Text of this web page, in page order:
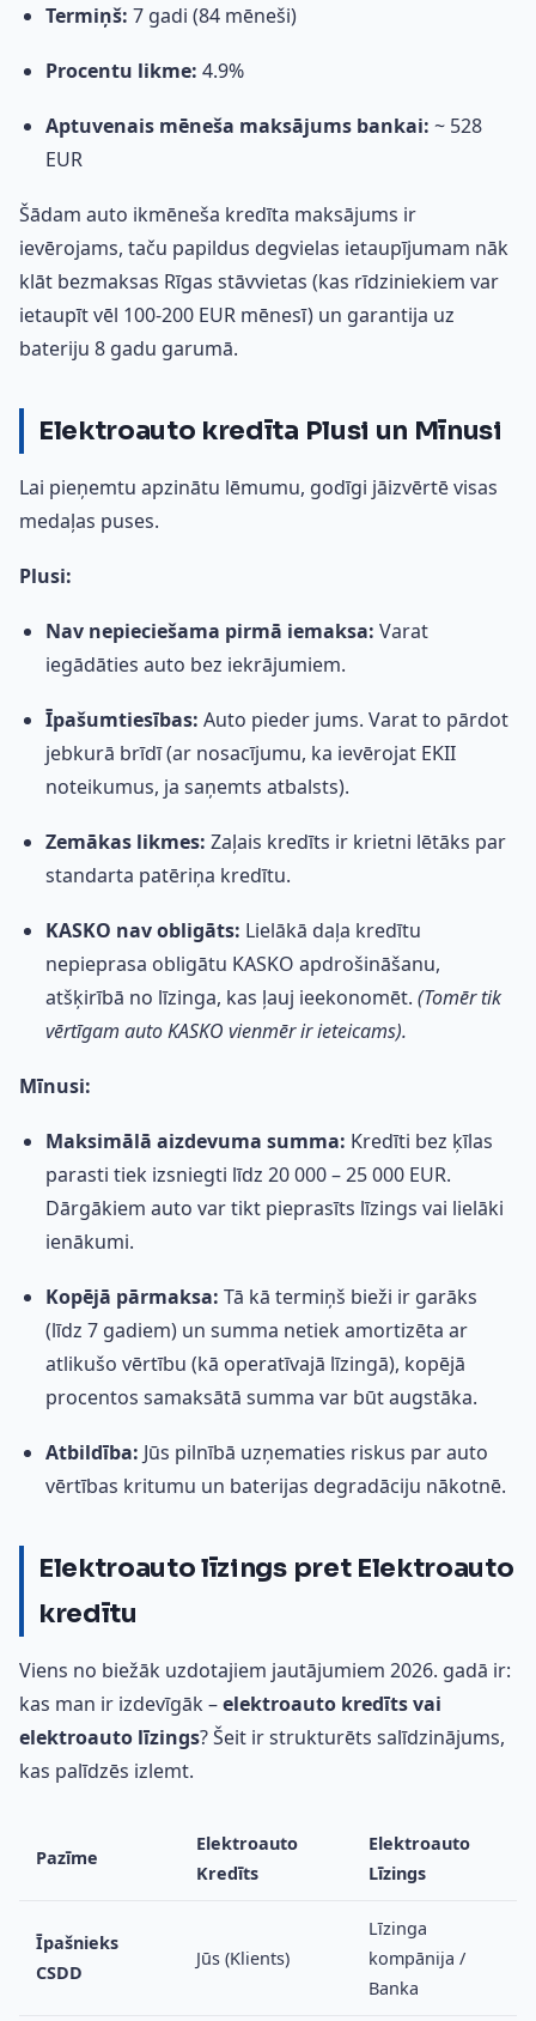
Termiņš: 7 gadi (84 mēneši)
Procentu likme: 4.9%
Aptuvenais mēneša maksājums bankai: ~ 528
EUR
Šādam auto ikmēneša kredīta maksājums ir
ievērojams, taču papildus degvielas ietaupījumam nāk
klāt bezmaksas Rīgas stāvvietas (kas rīdziniekiem var
ietaupīt vēl 100-200 EUR mēnesī) un garantija uz
bateriju 8 gadu garumā.
Elektroauto kredīta Plusi un Mīnusi
Lai pieņemtu apzinātu lēmumu, godīgi jāizvērtē visas
medaļas puses.
Plusi:
Nav nepieciešama pirmā iemaksa: Varat
iegādāties auto bez iekrājumiem.
Īpašumtiesības: Auto pieder jums. Varat to pārdot
jebkurā brīdī (ar nosacījumu, ka ievērojat EKII
noteikumus, ja saņemts atbalsts).
Zemākas likmes: Zaļais kredīts ir krietni lētāks par
standarta patēriņa kredītu.
KASKO nav obligāts: Lielākā daļa kredītu
nepieprasa obligātu KASKO apdrošināšanu,
atšķirībā no līzinga, kas ļauj ieekonomēt. (Tomēr tik
vērtīgam auto KASKO vienmēr ir ieteicams).
Mīnusi:
Maksimālā aizdevuma summa: Kredīti bez ķīlas
parasti tiek izsniegti līdz 20 000 – 25 000 EUR.
Dārgākiem auto var tikt pieprasīts līzings vai lielāki
ienākumi.
Kopējā pārmaksa: Tā kā termiņš bieži ir garāks
(līdz 7 gadiem) un summa netiek amortizēta ar
atlikušo vērtību (kā operatīvajā līzingā), kopējā
procentos samaksātā summa var būt augstāka.
Atbildība: Jūs pilnībā uzņematies riskus par auto
vērtības kritumu un baterijas degradāciju nākotnē.
Elektroauto līzings pret Elektroauto
kredītu
Viens no biežāk uzdotajiem jautājumiem 2026. gadā ir:
kas man ir izdevīgāk –elektroauto kredīts vai
elektroauto līzings? Šeit ir strukturēts salīdzinājums,
kas palīdzēs izlemt.
Pazīme
Elektroauto
Kredīts
Elektroauto
Līzings
Īpašnieks
CSDD
Jūs (Klients)
Līzinga
kompānija /
Banka